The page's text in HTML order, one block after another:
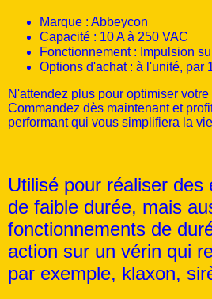
Marque : Abbeycon
Capacité : 10 A à 250 VAC
Fonctionnement : Impulsion
Options d'achat : à l'unité, par
N'attendez plus pour optimiser
Commandez dès maintenant et
performant qui vous simplifiera la
Utilisé pour réaliser des
de faible durée, mais
fonctionnements de
action sur un vérin qui
par exemple, klaxon,